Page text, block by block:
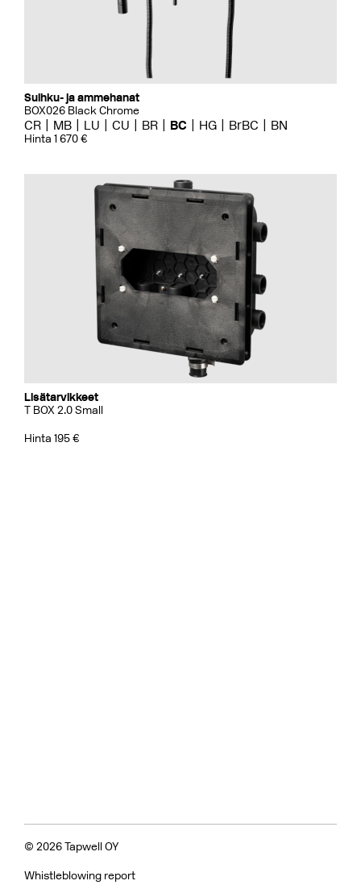
Suihku- ja ammehanat
BOX026 Black Chrome
CR MB LU CU BR BC HG BrBC BN
Hinta 1 670 €
Lisätarvikkeet
T BOX 2.0 Small
Hinta 195 €
© 2026 Tapwell OY
Whistleblowing report